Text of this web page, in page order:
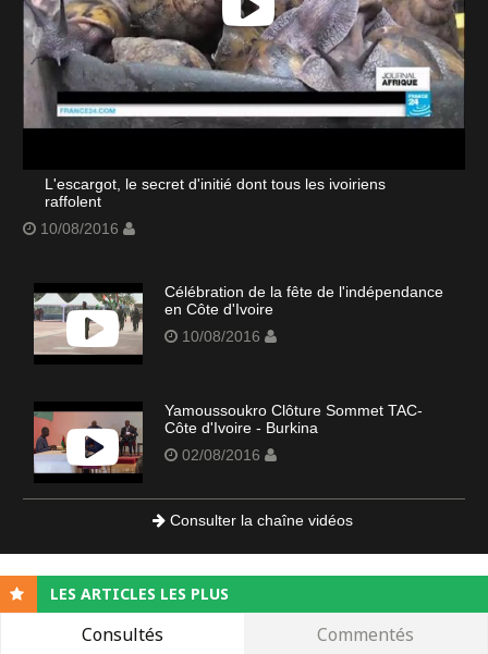
L'escargot, le secret d'initié dont tous les ivoiriens
raffolent
10/08/2016
Célébration de la fête de l'indépendance
en Côte d'Ivoire
10/08/2016
Yamoussoukro Clôture Sommet TAC-
Côte d'Ivoire - Burkina
02/08/2016
Consulter la chaîne vidéos
LES ARTICLES LES PLUS
Consultés Commentés